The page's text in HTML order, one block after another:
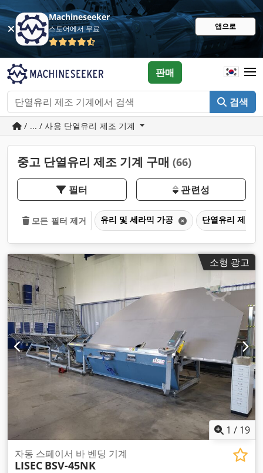
Machineseeker
스토어에서 무료 앱으로
검색
판매
/ ... / 사용 단열유리 제조 기계
중고 단열유리 제조 기계 구매 (66)
필터 관련성
모든 필터 제거 유리 및 세라믹 가공 단열유리 제조
소형 광고
1 / 19
자동 스페이서 바 벤딩 기계
LISEC BSV-45NK